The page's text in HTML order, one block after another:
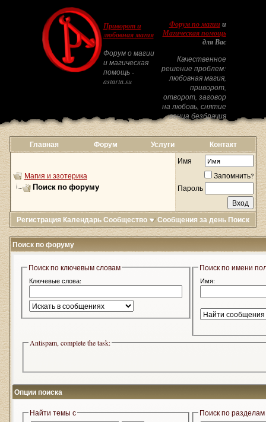
Приворот и
любовная магия
Форум о магии
и магическая
помощь -
astarta.su
Форум по магиии
Магическая помощь
для Вас
Качественное
решение проблем:
любовная магия,
приворот,
отворот, заговор
на любовь, снятие
венца безбрачия
Главная Форум Услуги Контакт
Магия и эзотерика
Поиск по форуму
Имя
Запомнить?
Пароль
Регистрация КалендарьСообщество Сообщения за день Поиск
Поиск по форуму
Поиск по ключевым словам
Ключевые слова:
Поиск по имени
Имя:
Antispam, complete the task:
Опции поиска
Найти темы с Поиск по разделам